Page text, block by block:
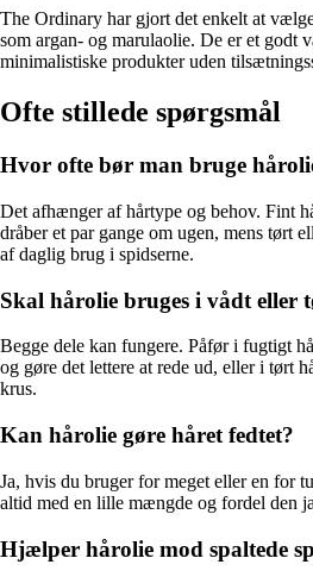
The Ordinary har gjort det enkelt at
som argan- og marulaolie. De er et godt
minimalistiske produkter uden
Ofte stillede spørgsmål
Hvor ofte bør man bruge
Det afhænger af hårtype og behov. Fint
dråber et par gange om ugen, mens tørt
af daglig brug i spidserne.
Skal hårolie bruges i vådt eller
Begge dele kan fungere. Påfør i fugtigt
og gøre det lettere at rede ud, eller i tørt
krus.
Kan hårolie gøre håret fedtet?
Ja, hvis du bruger for meget eller en for
altid med en lille mængde og fordel den
Hjælper hårolie mod spaltede